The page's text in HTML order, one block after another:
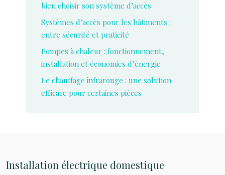
bien choisir son système d’accès
Systèmes d’accès pour les bâtiments :
entre sécurité et praticité
Pompes à chaleur : fonctionnement,
installation et économies d’énergie
Le chauffage infrarouge : une solution
efficace pour certaines pièces
Installation électrique domestique